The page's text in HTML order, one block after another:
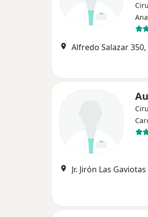
Alfredo Salazar
Jr. Jirón Las